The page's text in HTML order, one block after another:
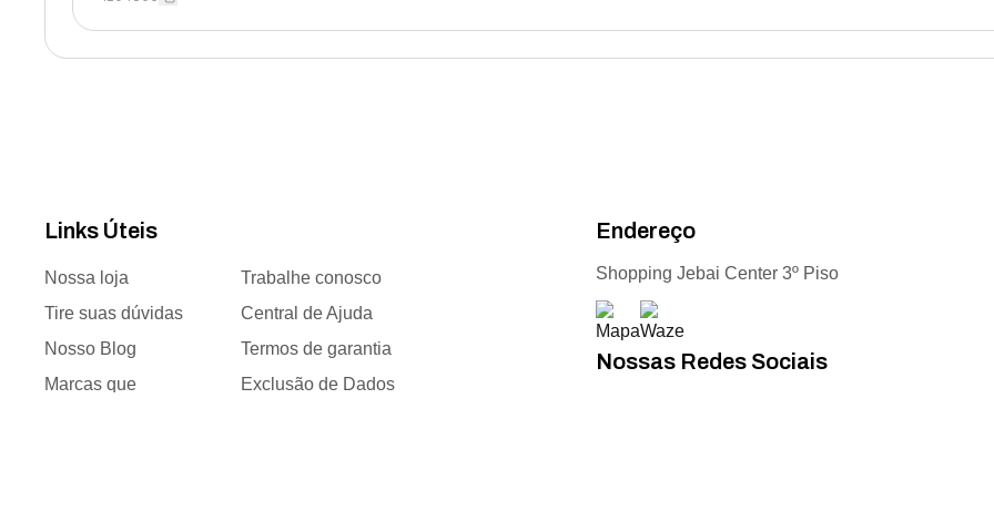
Links Úteis
Nossa loja
Trabalhe conosco
Tire suas dúvidas
Central de Ajuda
Nosso Blog
Termos de garantia
Marcas que
Exclusão de Dados
Endereço
Shopping Jebai Center 3º Piso
Nossas Redes Sociais